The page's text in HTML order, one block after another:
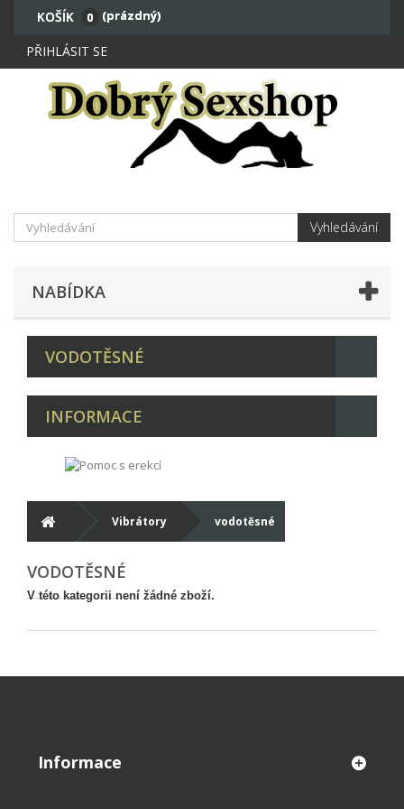
KOŠÍK 0 (prázdný)
PŘIHLÁSIT SE
Vyhledávání
NABÍDKA
VODOTĚSNÉ
INFORMACE
Vibrátory vodotěsné
VODOTĚSNÉ
V této kategorii není žádné zboží.
Informace